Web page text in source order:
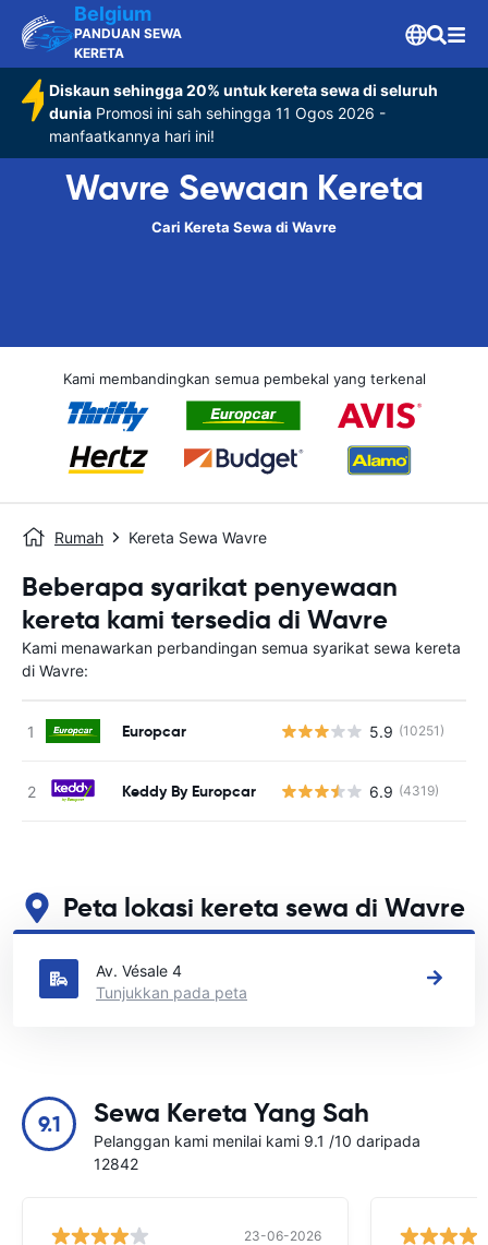
Belgium
PANDUAN SEWA
KERETA
Diskaun sehingga 20% untuk kereta sewa di seluruh
dunia Promosi ini sah sehingga 11 Ogos 2026 -
manfaatkannya hari ini!
Wavre Sewaan Kereta
Cari Kereta Sewa di Wavre
Kami membandingkan semua pembekal yang terkenal
Rumah Kereta Sewa Wavre
Beberapa syarikat penyewaan
kereta kami tersedia di Wavre
Kami menawarkan perbandingan semua syarikat sewa kereta
di Wavre:
Europcar 5.9 (10251)
Keddy By Europcar 6.9 (4319)
Peta lokasi kereta sewa di Wavre
Lihat lokasi sewa kereta utama kami di Wavre
Av. Vésale 4
Tunjukkan pada peta
9.1 Sewa Kereta Yang Sah
Pelanggan kami menilai kami 9.1 /10 daripada
12842
23-06-2026